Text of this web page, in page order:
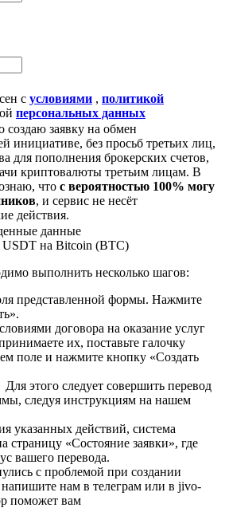
с условиями , политикой
персональных данных
заявку на обмен
инициативе, без просьб третьих лиц,
для пополнения брокерских счетов,
криптовалюты третьим лицам. В
что с вероятностью 100% могу
, и сервис не несёт
действия.
данные
на Bitcoin (BTC)
выполнить несколько шагов:
представленной формы. Нажмите
договора на оказание услуг
их, поставьте галочку
поле и нажмите кнопку «Создать
этого следует совершить перевод
следуя инструкциям на нашем
указанных действий, система
страницу «Состояние заявки», где
вашего перевода.
с проблемой при создании
напишите нам в телеграм или в jivo-
поможет вам